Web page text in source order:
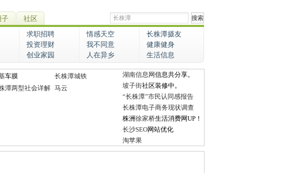
子 社区
求职招聘 情感天空
长株潭摄友
投资理财 我不同意
健康健身
创业家园 人在异乡 生活信息
车膜
长株潭城铁
潭两型社会详解 马云
湖南信息网信息共分享。
坡子街社区装修中。
“长株潭”市民认同感报告
长株潭电子商务现状调查
株洲徐家桥生活消费网UP！
长沙SEO网站优化
淘苹果